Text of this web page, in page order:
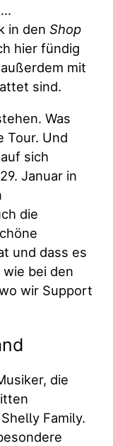
in denShop
hier fündig
mit
sind.
Was
Tour. Und
sich
Januar in
die
und dass es
bei den
wir Support
die
Family.